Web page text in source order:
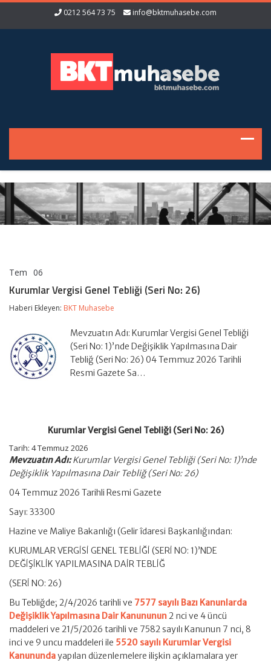
0212 564 73 75 info@bktmuhasebe.com
Tem 06
Genel
Tebliği
(Seri
Kurumlar Vergisi Genel Tebliği (Seri No: 26)
Haberi Ekleyen: BKT Muhasebe
Mevzuatın Adı: Kurumlar Vergisi Genel Tebliği
(Seri No: 1)’nde Değişiklik Yapılmasına Dair
Tebliğ (Seri No: 26) 04 Temmuz 2026 Tarihli
Resmi Gazete Sa…
Kurumlar Vergisi Genel Tebliği (Seri No: 26)
Tarih: 4 Temmuz 2026
Mevzuatın Adı:Kurumlar Vergisi Genel Tebliği (Seri No: 1)’nde
Değişiklik Yapılmasına Dair Tebliğ (Seri No: 26)
04 Temmuz 2026 Tarihli Resmi Gazete
Sayı: 33300
Hazine ve Maliye Bakanlığı (Gelir îdaresi Başkanlığından:
KURUMLAR VERGİSİ GENEL TEBLİĞİ (SERİ NO: 1)’NDE
DEĞİŞİKLİK YAPILMASINA DAİR TEBLİĞ
(SERİ NO: 26)
Bu Tebliğde; 2/4/2026 tarihli ve 7577 sayılı Bazı Kanunlarda
Değişiklik Yapılmasına Dair Kanununun2 nci ve 4 üncü
maddeleri ve 21/5/2026 tarihli ve 7582 sayılı Kanunun 7 nci, 8
inci ve 9 uncu maddeleri ile 5520 sayılı Kurumlar Vergisi
Kanunundayapılan düzenlemelere ilişkin açıklamalara yer